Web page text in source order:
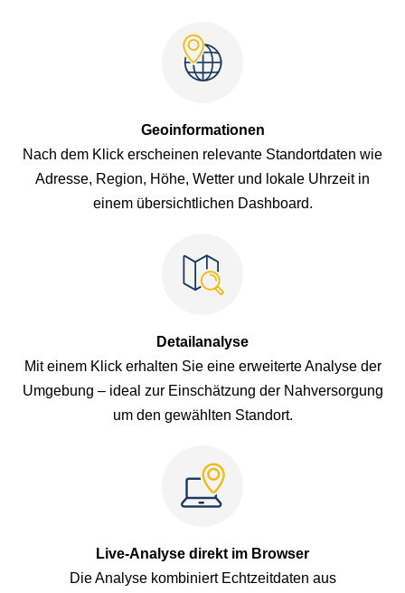
Geoinformationen
Nach dem Klick erscheinen relevante Standortdaten wie
Adresse, Region, Höhe, Wetter und lokale Uhrzeit in
einem übersichtlichen Dashboard.
Detailanalyse
Mit einem Klick erhalten Sie eine erweiterte Analyse der
Umgebung – ideal zur Einschätzung der Nahversorgung
um den gewählten Standort.
Live-Analyse direkt im Browser
Die Analyse kombiniert Echtzeitdaten aus